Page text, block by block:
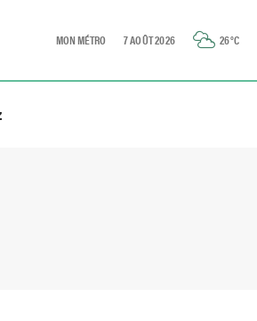
MON MÉTRO 7 AOÛT 2026 26°C